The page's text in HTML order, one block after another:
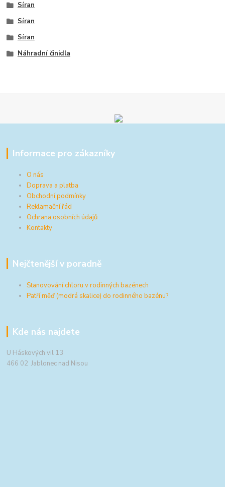
Síran
Síran
Síran
Náhradní činidla
Informace pro zákazníky
O nás
Doprava a platba
Obchodní podmínky
Reklamační řád
Ochrana osobních údajů
Kontakty
Nejčtenější v poradně
Stanovování chloru v rodinných bazénech
Patří měď (modrá skalice) do rodinného bazénu?
Kde nás najdete
U Háskových vil 13
466 02 Jablonec nad Nisou